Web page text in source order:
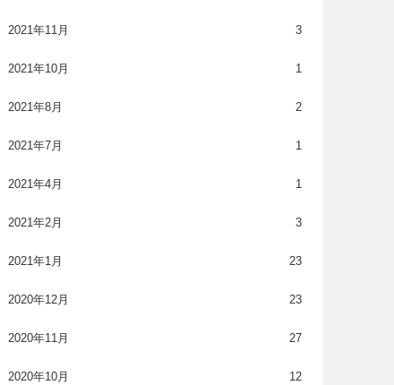
2021年11月 3
2021年10月 1
2021年8月 2
2021年7月 1
2021年4月 1
2021年2月 3
2021年1月 23
2020年12月 23
2020年11月 27
2020年10月 12